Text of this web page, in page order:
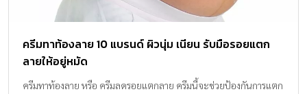
ครีมทาท้องลาย 10 แบรนด์ ผิวนุ่ม เนียน รับมือรอยแตก
ลายให้อยู่หมัด
ครีมทาท้องลาย หรือ ครีมลดรอยแตกลาย ครีมนี้จะช่วยป้องกันการแตก